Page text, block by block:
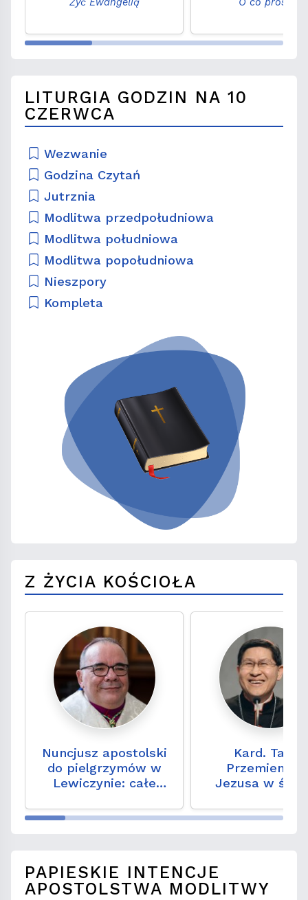
LITURGIA GODZIN NA 10
CZERWCA
Wezwanie
Godzina Czytań
Jutrznia
Modlitwa przedpołudniowa
Modlitwa południowa
Modlitwa popołudniowa
Nieszpory
Kompleta
Z ŻYCIA KOŚCIOŁA
Nuncjusz apostolski
do pielgrzymów w
Lewiczynie: całe
drogą ku Bogu
Kard. Tagle:
Jezusa w
PAPIESKIE INTENCJE
APOSTOLSTWA MODLITWY